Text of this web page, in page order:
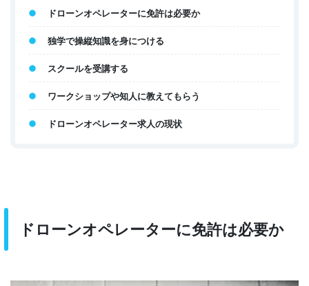
ドローンオペレーターに免許は必要か
独学で操縦知識を身につける
スクールを受講する
ワークショップや知人に教えてもらう
ドローンオペレーター求人の現状
ドローンオペレーターに免許は必要か